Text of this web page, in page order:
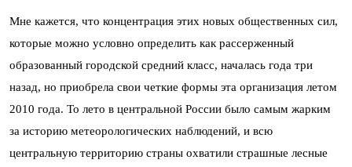
Мне кажется, что концентрация этих новых общественных сил,
которые можно условно определить как рассерженный
образованный городской средний класс, началась года три
назад, но приобрела свои четкие формы эта организация летом
2010 года. То лето в центральной России было самым жарким
за историю метеорологических наблюдений, и всю
центральную территорию страны охватили страшные лесные